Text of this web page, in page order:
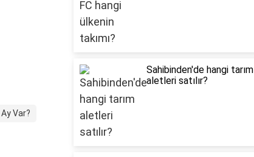
Var?
Sahibinden'de hangi tarım
aletleri satılır?